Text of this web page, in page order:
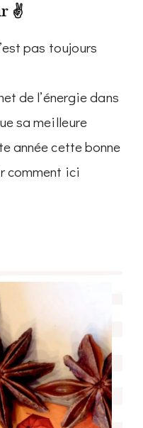
✌️
pas toujours
de l’énergie dans
sa meilleure
année cette bonne
comment ici